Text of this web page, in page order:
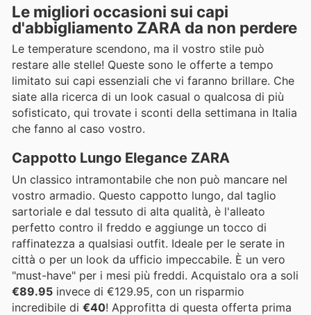
Le migliori occasioni sui capi
d'abbigliamento ZARA da non perdere
Le temperature scendono, ma il vostro stile può
restare alle stelle! Queste sono le offerte a tempo
limitato sui capi essenziali che vi faranno brillare. Che
siate alla ricerca di un look casual o qualcosa di più
sofisticato, qui trovate i sconti della settimana in Italia
che fanno al caso vostro.
Cappotto Lungo Elegance ZARA
Un classico intramontabile che non può mancare nel
vostro armadio. Questo cappotto lungo, dal taglio
sartoriale e dal tessuto di alta qualità, è l'alleato
perfetto contro il freddo e aggiunge un tocco di
raffinatezza a qualsiasi outfit. Ideale per le serate in
città o per un look da ufficio impeccabile. È un vero
"must-have" per i mesi più freddi. Acquistalo ora a soli
€89.95 invece di €129.95, con un risparmio
incredibile di €40! Approfitta di questa offerta prima